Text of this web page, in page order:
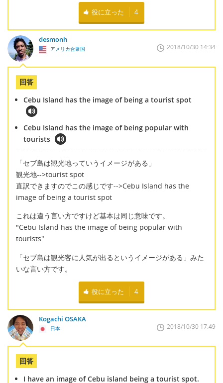
役に立った 4
desmonh
アメリカ合衆国 2018/10/30 14:34
回答
Cebu Island has the image of being a tourist spot
Cebu Island has the image of being popular with
tourists
「セブ島は観光地っていうイメージがある」
観光地-->tourist spot
直訳できますのでこの感じです-->Cebu Island has the
image of being a tourist spot
これは違う言い方ですけど基本は同じ意味です。
"Cebu Island has the image of being popular with
tourists"
「セブ島は観光客に人気が出るというイメージがある」みた
いな言い方です。
役に立った 4
Kogachi OSAKA
日本 2018/10/30 17:49
回答
I have an image of Cebu island being a tourist spot.